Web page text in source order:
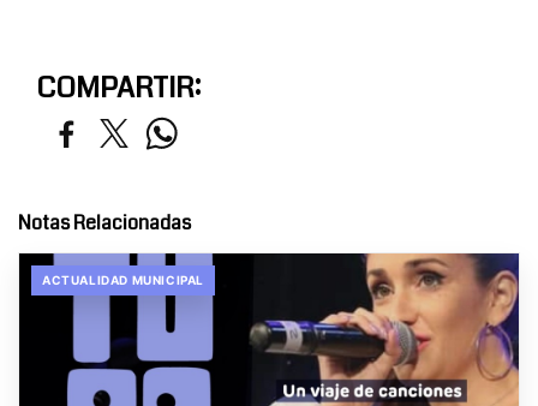
COMPARTIR:
Notas Relacionadas
ACTUALIDAD MUNICIPAL